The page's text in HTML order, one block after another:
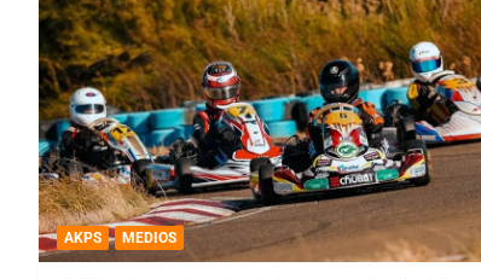
AKPS MEDIOS